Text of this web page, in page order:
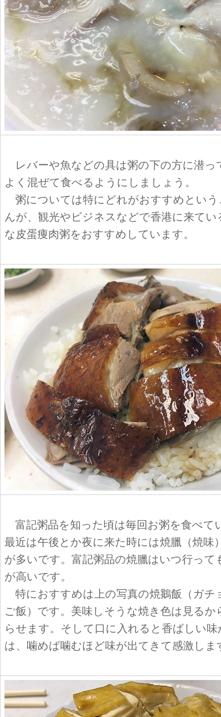
レバーや魚などの具は粥の下の方に潜っ
よく混ぜて食べるようにしましょう。
粥については特にどれがおすすめとい
んが、観光やビジネスなどで香港に来てい
な皮蛋痩肉粥をおすすめしています。
富記粥品を知った頃は毎回お粥を食べて
最近は午後とか夜に来た時には焼臘（焼味
が多いです。富記粥品の焼臘はいつ行って
が高いです。
特におすすめは上の写真の焼鵝飯（ガチ
ご飯）です。美味しそうな焼き色は見るか
らせます。そして口に入れると香ばしい
は、噛めば噛むほど味が出てきて感激しま